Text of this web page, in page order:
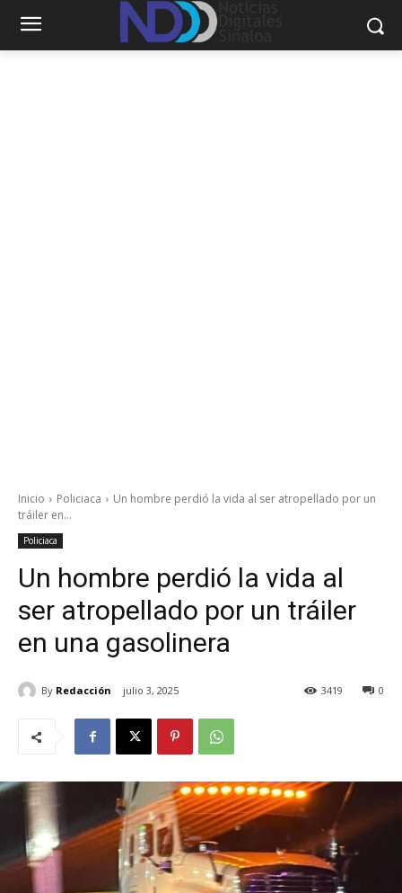
Inicio Policiaca
Un hombre perdió la vida al ser atropellado por un
tráiler en...
Policiaca
Un hombre perdió la vida al
ser atropellado por un tráiler
en una gasolinera
By Redacción julio 3, 2025 0
3419